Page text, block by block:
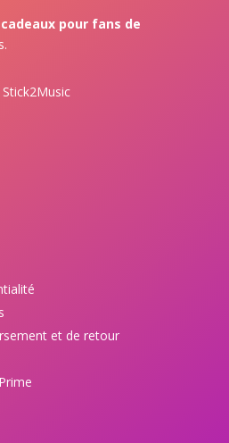
cadeaux pour fans de
et de retour